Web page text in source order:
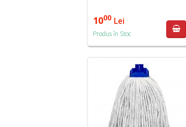
1000 Lei
Produs în Stoc